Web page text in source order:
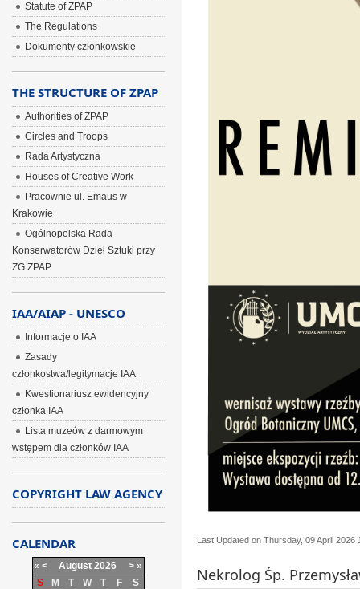
Last Updated on Thursday, 09 April 2026
Nekrolog Śp.
Statute of ZPAP
The Regulations
Dokumenty członkowskie
THE STRUCTURE OF ZPAP
Authorities of ZPAP
Circles and Troops
Rada Artystyczna
Houses of Creative Work
Pracownie ul. Emaus w
Krakowie
Ogólnopolska Rada
Konserwatorów Dzieł Sztuki przy
ZG ZPAP
IAA/AIAP - UNESCO
Informacje o IAA
Zasady
członkostwa/legitymacje IAA
Kwestionariusz ewidencyjny
członka IAA
Lista muzeów z darmowym
wstępem dla członków IAA
COPYRIGHT LAW AGENCY
CALENDAR
« < August 2026 > »
S
M T W T F
S